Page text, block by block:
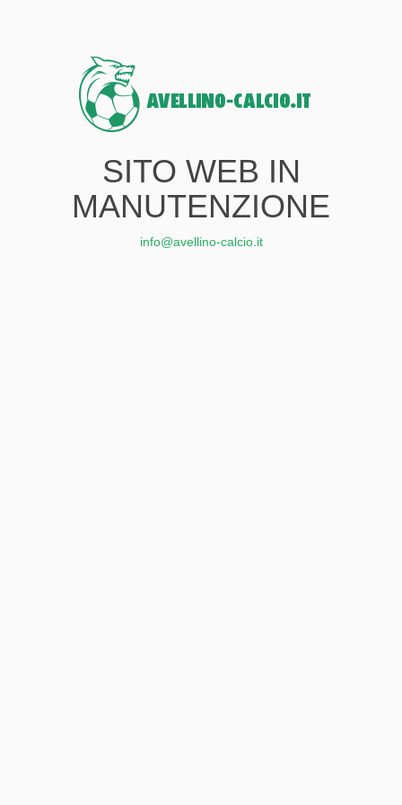
SITO WEB IN
MANUTENZIONE
info@avellino-calcio.it